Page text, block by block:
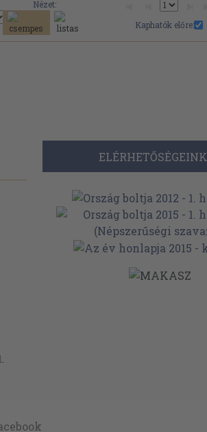
Nézet:
Kaphatók előre:
ELÉRHETŐSÉGEINK